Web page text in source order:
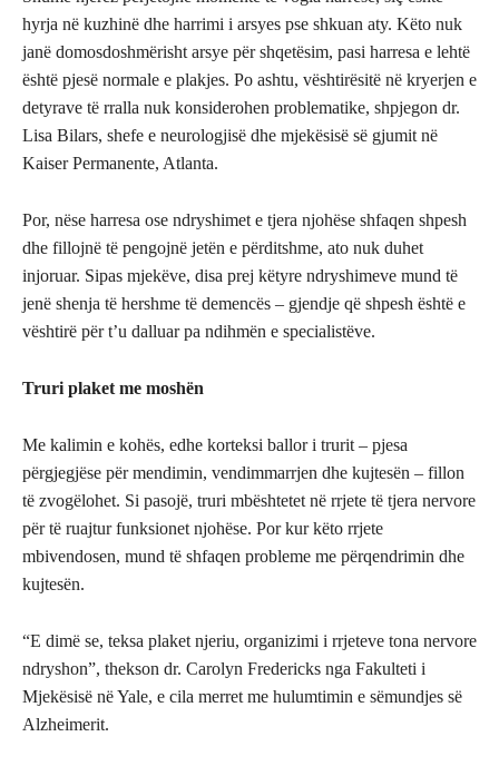
hyrja në kuzhinë dhe harrimi i arsyes pse shkuan aty. Këto nuk
janë domosdoshmërisht arsye për shqetësim, pasi harresa e lehtë
është pjesë normale e plakjes. Po ashtu, vështirësitë në kryerjen e
detyrave të rralla nuk konsiderohen problematike, shpjegon dr.
Lisa Bilars, shefe e neurologjisë dhe mjekësisë së gjumit në
Kaiser Permanente, Atlanta.
Por, nëse harresa ose ndryshimet e tjera njohëse shfaqen shpesh
dhe fillojnë të pengojnë jetën e përditshme, ato nuk duhet
injoruar. Sipas mjekëve, disa prej këtyre ndryshimeve mund të
jenë shenja të hershme të demencës – gjendje që shpesh është e
vështirë për t’u dalluar pa ndihmën e specialistëve.
Truri plaket me moshën
Me kalimin e kohës, edhe korteksi ballor i trurit – pjesa
përgjegjëse për mendimin, vendimmarrjen dhe kujtesën – fillon
të zvogëlohet. Si pasojë, truri mbështetet në rrjete të tjera nervore
për të ruajtur funksionet njohëse. Por kur këto rrjete
mbivendosen, mund të shfaqen probleme me përqendrimin dhe
kujtesën.
“E dimë se, teksa plaket njeriu, organizimi i rrjeteve tona nervore
ndryshon”, thekson dr. Carolyn Fredericks nga Fakulteti i
Mjekësisë në Yale, e cila merret me hulumtimin e sëmundjes së
Alzheimerit.